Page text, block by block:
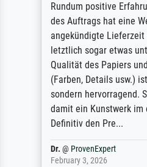
Rundum positive
des Auftrags hat eine
angekündigte Lieferzeit
letztlich sogar etwas
Qualität des Papiers
(Farben, Details usw.)
sondern hervorragend.
damit ein Kunstwerk im
Definitiv den Pre...
Dr. @ ProvenExpert
February 3, 2026